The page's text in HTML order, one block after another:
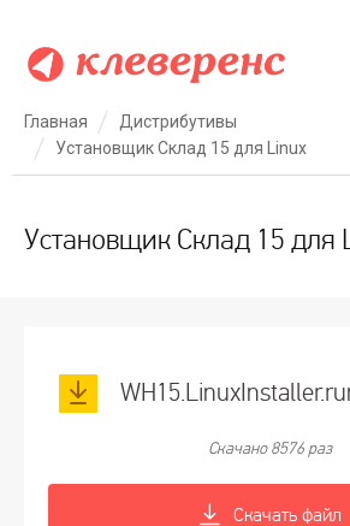
Главная
Дистрибутивы
Установщик Склад 15 для Linux
Установщик Склад 15 для
Скачано 8576 раз
Скачать файл